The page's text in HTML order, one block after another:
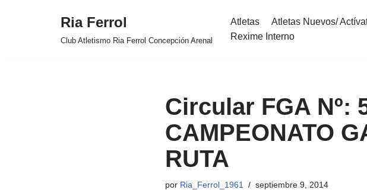
Ria Ferrol
Club Atletismo Ria Ferrol Concepción Arenal
Atletas Atletas Nuevos/
Rexime Interno
Circular FGA Nº:
CAMPEONATO
RUTA
por Ria_Ferrol_1961 septiembre 9, 2014